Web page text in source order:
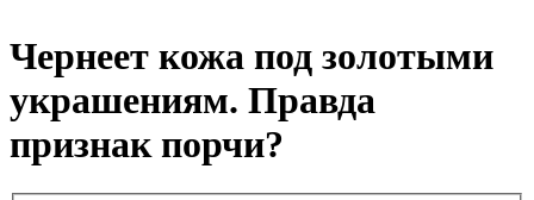
Чернеет кожа под золотыми
украшениям. Правда
признак порчи?